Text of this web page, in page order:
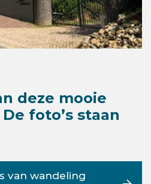
deze mooie
foto’s staan
van wandeling